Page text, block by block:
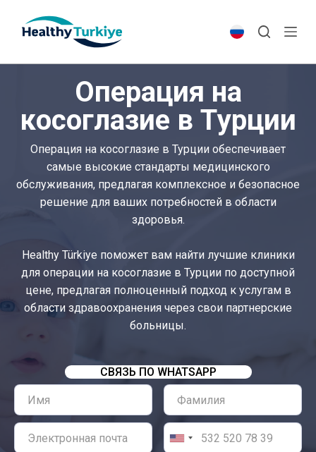
p
e
Операция на
косоглазие в Турции
Операция на косоглазие в Турции обеспечивает
самые высокие стандарты медицинского
обслуживания, предлагая комплексное и безопасное
решение для ваших потребностей в области
здоровья.
Healthy Türkiye поможет вам найти лучшие клиники
для операции на косоглазие в Турции по доступной
цене, предлагая полноценный подход к услугам в
области здравоохранения через свои партнерские
больницы.
СВЯЗЬ ПО WHATSAPP